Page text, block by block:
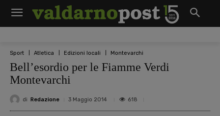
Sport Atletica Edizioni locali Montevarchi
Bell’esordio per le Fiamme Verdi
Montevarchi
di Redazione 3 Maggio 2014 618